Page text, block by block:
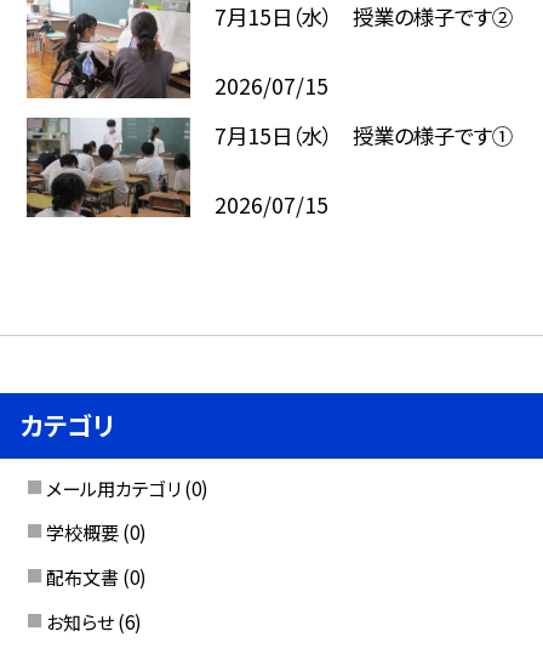
7月15日（水） 授業の様子です②
2026/07/15
7月15日（水） 授業の様子です①
2026/07/15
カテゴリ
メール用カテゴリ (0)
学校概要 (0)
配布文書 (0)
お知らせ (6)